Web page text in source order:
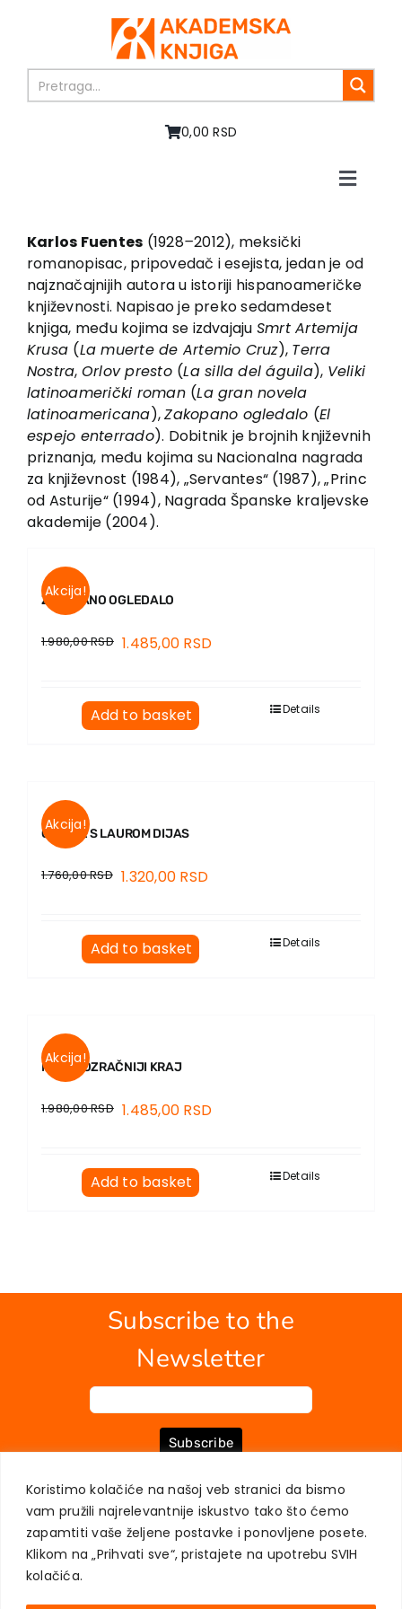
Koristimo kolačiće na našoj veb stranici da bismo
vam pružili najrelevantnije iskustvo tako što ćemo
zapamtiti vaše željene postavke i ponovljene posete.
Klikom na „Prihvati sve“, pristajete na upotrebu SVIH
kolačića.
0,00 RSD
Toggle
About us
Books
In preparation
Sale
Authors
News
EU PROJECTS
Contact
Karlos Fuentes (1928–2012), meksički
romanopisac, pripovedač i esejista, jedan je od
najznačajnijih autora u istoriji hispanoameričke
književnosti. Napisao je preko sedamdeset
knjiga, među kojima se izdvajaju Smrt Artemija
Krusa (La muerte de Artemio Cruz), Terra
Nostra, Orlov presto (La silla del águila), Veliki
latinoamerički roman (La gran novela
latinoamericana),Zakopano ogledalo (El
espejo enterrado). Dobitnik je brojnih književnih
priznanja, među kojima su Nacionalna nagrada
za književnost (1984), „Servantes“ (1987), „Princ
od Asturije“ (1994), Nagrada Španske kraljevske
akademije (2004).
Akcija!
ZAKOPANO OGLEDALO
1.980,00RSD 1.485,00 RSD
Add to basket Details
Akcija!
GODINE S LAUROM DIJAS
1.760,00RSD 1.320,00 RSD
Add to basket Details
Akcija!
NAJPROZRAČNIJI KRAJ
1.980,00RSD 1.485,00 RSD
Add to basket Details
Subscribe to the
Newsletter
Subscribe
ABOUT US BOOKS MY ACCOUNT CONTACT
TERMS OF PURCHASE
USER PRIVACY PROTECTION